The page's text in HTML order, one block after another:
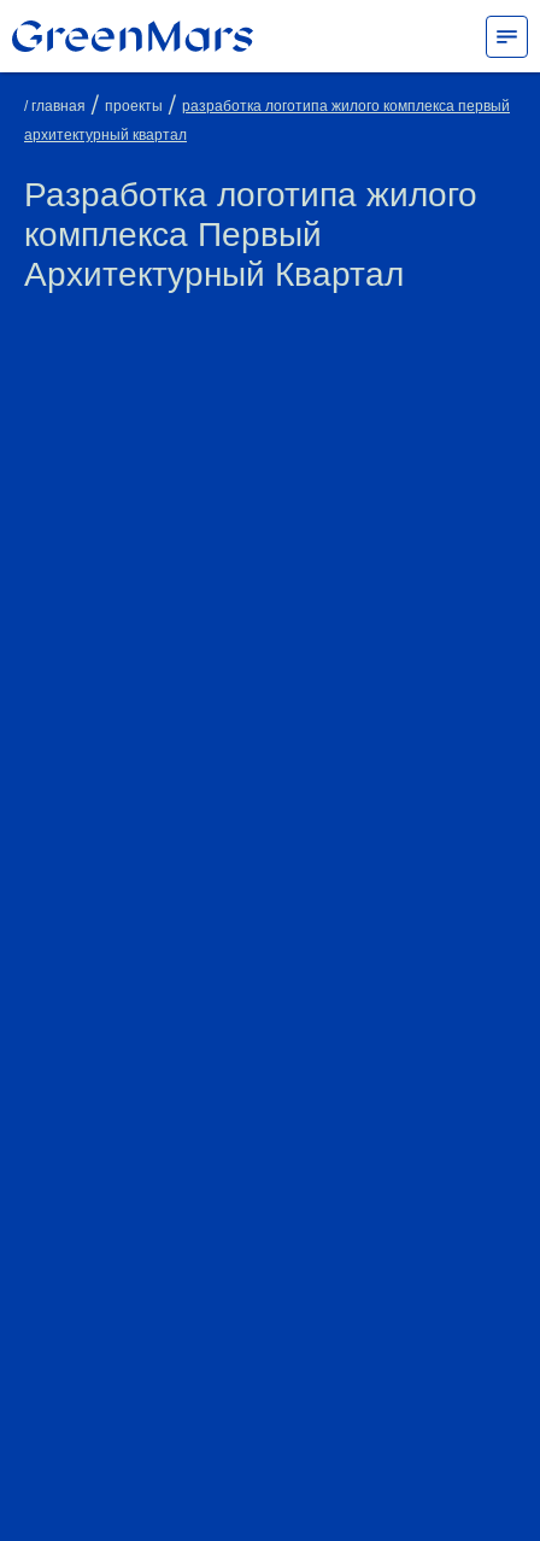
/ главная / проекты / разработка логотипа жилого комплекса первый
архитектурный квартал
Разработка логотипа жилого
комплекса Первый
Архитектурный Квартал